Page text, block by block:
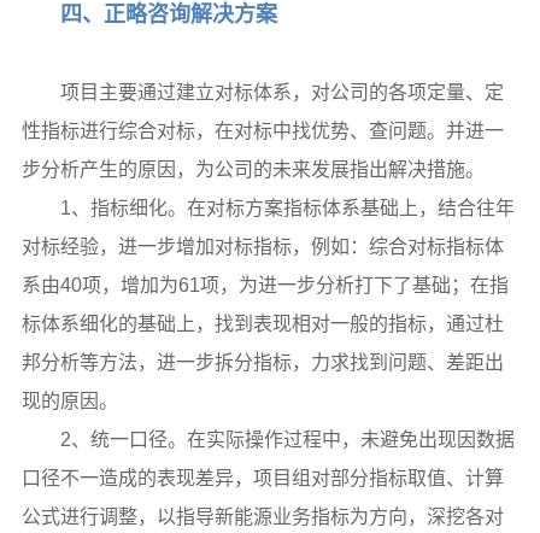
四、正略咨询解决方案
项目主要通过建立对标体系，对公司的各项定量、定
性指标进行综合对标，在对标中找优势、查问题。并进一
步分析产生的原因，为公司的未来发展指出解决措施。
1、指标细化。在对标方案指标体系基础上，结合往年
对标经验，进一步增加对标指标，例如：综合对标指标体
系由40项，增加为61项，为进一步分析打下了基础；在指
标体系细化的基础上，找到表现相对一般的指标，通过杜
邦分析等方法，进一步拆分指标，力求找到问题、差距出
现的原因。
2、统一口径。在实际操作过程中，未避免出现因数据
口径不一造成的表现差异，项目组对部分指标取值、计算
公式进行调整，以指导新能源业务指标为方向，深挖各对